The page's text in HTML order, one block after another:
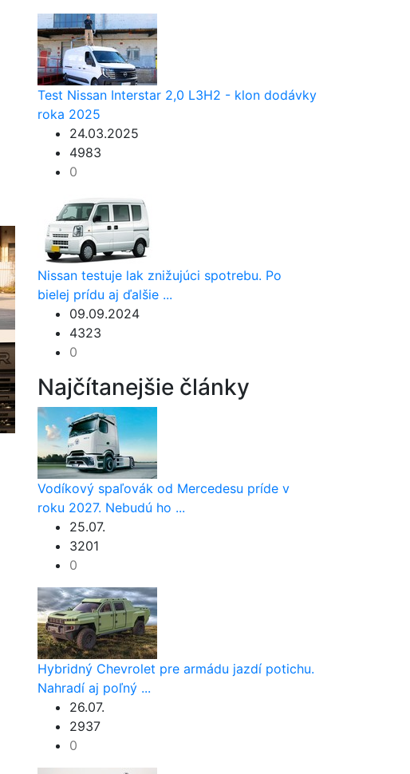
Test Nissan Interstar 2,0 L3H2 - klon dodávky
roka 2025
24.03.2025
4983
0
Nissan testuje lak znižujúci spotrebu. Po
bielej prídu aj ďalšie ...
09.09.2024
4323
0
Najčítanejšie články
Vodíkový spaľovák od Mercedesu príde v
roku 2027. Nebudú ho ...
25.07.
3201
0
Hybridný Chevrolet pre armádu jazdí potichu.
Nahradí aj poľný ...
26.07.
2937
0